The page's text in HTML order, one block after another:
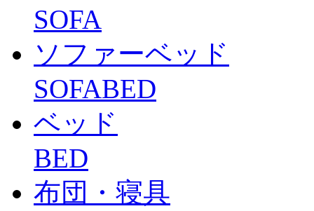
SOFA
ソファーベッド
SOFABED
ベッド
BED
布団・寝具